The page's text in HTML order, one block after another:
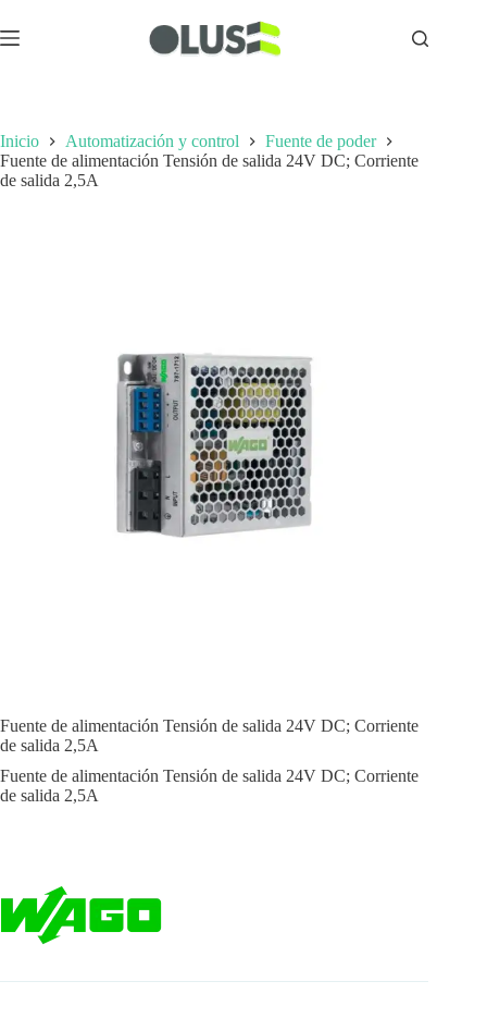
Inicio Automatización y control
Fuente de poder
Fuente de alimentación Tensión de salida 24V DC; Corriente
de salida 2,5A
Fuente de alimentación Tensión de salida 24V DC; Corriente
de salida 2,5A
Fuente de alimentación Tensión de salida 24V DC; Corriente
de salida 2,5A